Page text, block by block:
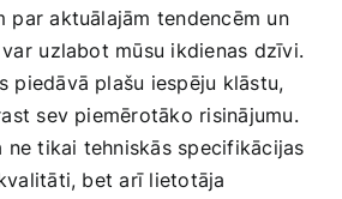
par aktuālajām tendencēm un
uzlabot mūsu ikdienas dzīvi.
piedāvā plašu iespēju klāstu,
sev piemērotāko risinājumu.
ne tikai tehniskās specifikācijas
bet arī lietotāja